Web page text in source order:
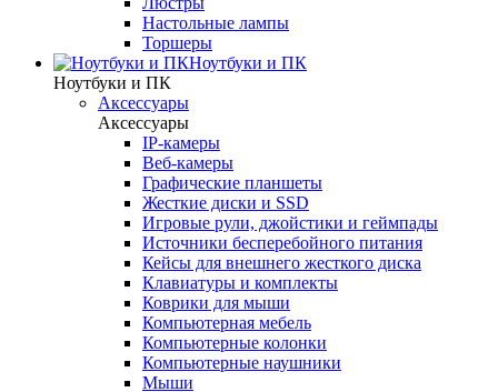
Настольные лампы
Торшеры
Ноутбуки и ПК
Ноутбуки и ПК
Аксессуары
Аксессуары
IP-камеры
Веб-камеры
Графические планшеты
Жесткие диски и SSD
Игровые рули, джойстики и геймпады
Источники бесперебойного питания
Кейсы для внешнего жесткого диска
Клавиатуры и комплекты
Коврики для мыши
Компьютерная мебель
Компьютерные колонки
Компьютерные наушники
Мыши